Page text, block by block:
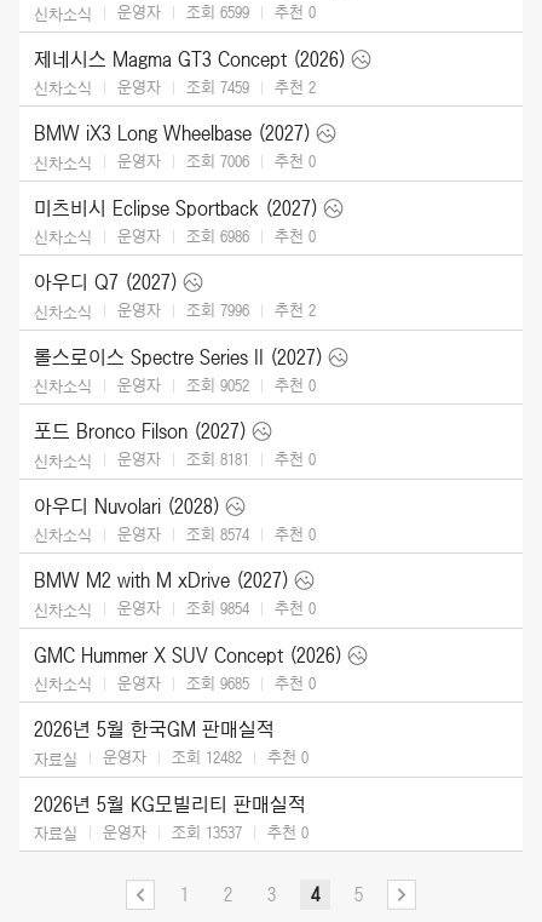
신차소식 운영자 조회 6599 추천 0
제네시스 Magma GT3 Concept (2026)
신차소식 운영자 조회 7459 추천 2
BMW iX3 Long Wheelbase (2027)
신차소식 운영자 조회 7006 추천 0
미츠비시 Eclipse Sportback (2027)
신차소식 운영자 조회 6986 추천 0
아우디 Q7 (2027)
신차소식 운영자 조회 7996 추천 2
롤스로이스 Spectre Series II (2027)
신차소식 운영자 조회 9052 추천 0
포드 Bronco Filson (2027)
신차소식 운영자 조회 8181 추천 0
아우디 Nuvolari (2028)
신차소식 운영자 조회 8574 추천 0
BMW M2 with M xDrive (2027)
신차소식 운영자 조회 9854 추천 0
GMC Hummer X SUV Concept (2026)
신차소식 운영자 조회 9685 추천 0
2026년 5월 한국GM 판매실적
자료실 운영자 조회 12482 추천 0
2026년 5월 KG모빌리티 판매실적
자료실 운영자 조회 13537 추천 0
1 2 3 4 5